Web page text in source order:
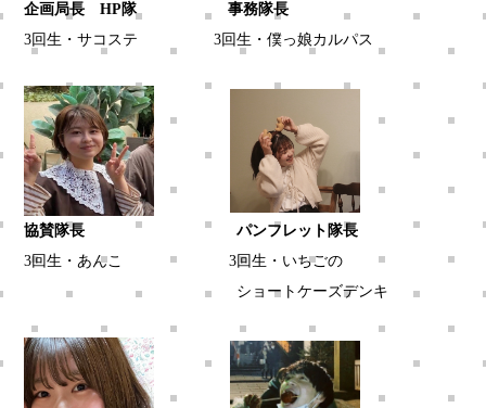
企画局長
HP隊 事務隊長
3回生・サコステ
3回生・僕っ娘カルパス
協賛隊長 パンフレット隊長
3回生・あんこ
3回生・いちごの
ショートケーズデンキ